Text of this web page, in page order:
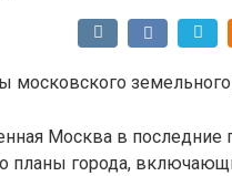
Москва в последние
планы города,